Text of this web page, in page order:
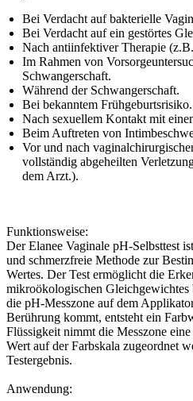
Bei Verdacht auf bakterielle
Bei Verdacht auf ein gestörtes
Nach antiinfektiver Therapie
Im Rahmen von
Schwangerschaft.
Während der Schwangerschaft.
Bei bekanntem Frühgeburtsrisiko.
Nach sexuellem Kontakt mit
Beim Auftreten von
Vor und nach
vollständig abgeheilten
dem Arzt.).
Funktionsweise:
Der Elanee Vaginale pH-Selbsttest
und schmerzfreie Methode zur
Wertes. Der Test ermöglicht die
mikroökologischen Gleichgewichtes
die pH-Messzone auf dem
Berührung kommt, entsteht ein
Flüssigkeit nimmt die Messzone
Wert auf der Farbskala zugeordnet
Testergebnis.
Anwendung: